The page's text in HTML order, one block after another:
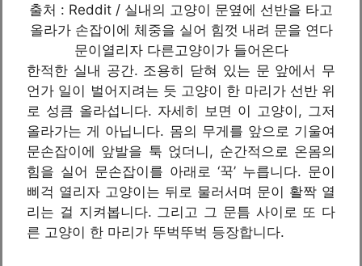
출처 : Reddit / 실내의 고양이 문옆에 선반을 타고
올라가 손잡이에 체중을 실어 힘껏 내려 문을 연다
문이열리자 다른고양이가 들어온다
한적한 실내 공간. 조용히 닫혀 있는 문 앞에서 무
언가 일이 벌어지려는 듯 고양이 한 마리가 선반 위
로 성큼 올라섭니다. 자세히 보면 이 고양이, 그저
올라가는 게 아닙니다. 몸의 무게를 앞으로 기울여
문손잡이에 앞발을 툭 얹더니, 순간적으로 온몸의
힘을 실어 문손잡이를 아래로 ‘꾹’ 누릅니다. 문이
삐걱 열리자 고양이는 뒤로 물러서며 문이 활짝 열
리는 걸 지켜봅니다. 그리고 그 문틈 사이로 또 다
른 고양이 한 마리가 뚜벅뚜벅 등장합니다.